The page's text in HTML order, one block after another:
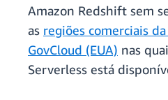
Amazon Redshift sem
as regiões comerciais da
GovCloud (EUA) nas
Serverless está